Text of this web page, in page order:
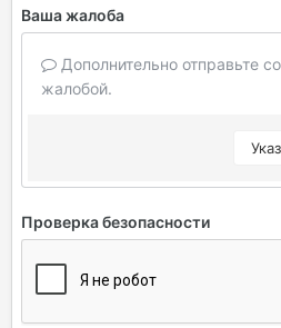
Ваша жалоба
Дополнительно отправьте
жалобой.
Проверка безопасности